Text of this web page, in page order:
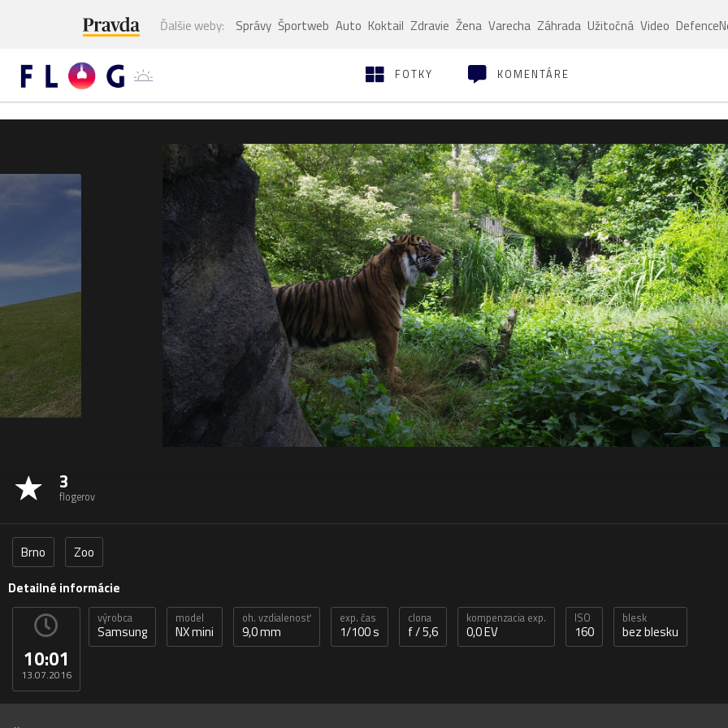
Ďalšie weby: Správy Športweb Auto Koktail Zdravie Žena Varecha Záhrada Užitočná Video
FOTKY KOMENTÁRE
3
flogerov
Brno
Zoo
Detailné informácie
10:01
13.07.2016
výrobca
Samsung
model
NX mini
oh. vzdialenosť
9,0 mm
exp. čas
1/100 s
clona
f / 5,6
kompenzacia exp.
0,0 EV
ISO
160
blesk
bez blesku